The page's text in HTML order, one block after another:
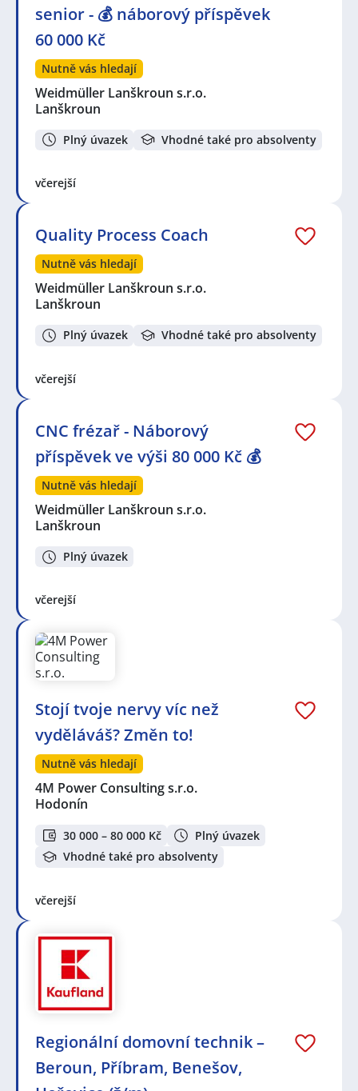
senior - 💰 náborový příspěvek
60 000 Kč
Nutně vás hledají
Weidmüller Lanškroun s.r.o.
Lanškroun
Plný úvazek Vhodné také pro absolventy
včerejší
Quality Process Coach
Nutně vás hledají
Weidmüller Lanškroun s.r.o.
Lanškroun
Plný úvazek Vhodné také pro absolventy
včerejší
CNC frézař - Náborový
příspěvek ve výši 80 000 Kč 💰
Nutně vás hledají
Weidmüller Lanškroun s.r.o.
Lanškroun
Plný úvazek
včerejší
Stojí tvoje nervy víc než
vyděláváš? Změn to!
Nutně vás hledají
4M Power Consulting s.r.o.
Hodonín
30 000 – 80 000 Kč
Plný úvazek
Vhodné také pro absolventy
včerejší
Regionální domovní technik –
Beroun, Příbram, Benešov,